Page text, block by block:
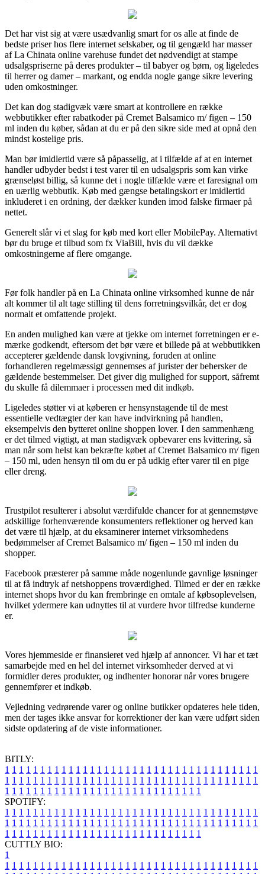
Det har vist sig at være usædvanlig smart for os alle at finde de
bedste priser hos flere internet selskaber, og til gengæld har masser
af La Chinata online varehuse fundet det nødvendigt at stampe
udsalgspriserne på deres produkter – til babyer og børn, og ligeledes
til herrer og damer – markant, og endda nogle gange sikre levering
uden omkostninger.
Det kan dog stadigvæk være smart at kontrollere en række
webbutikker efter rabatkoder på Cremet Balsamico m/ figen – 150
ml inden du køber, sådan at du er på den sikre side med at opnå den
mindst kostelige pris.
Man bør imidlertid være så påpasselig, at i tilfælde af at en internet
handler udbyder bedst i test varer til en udsalgspris som kan virke
grænseløst billig, så kunne det i nogle tilfælde være et faresignal om
en uærlig webbutik. Køb med gængse betalingskort er imidlertid
inkluderet i en ordning, der dækker kunden imod falske firmaer på
nettet.
Generelt slår vi et slag for køb med kort eller MobilePay. Alternativt
bør du bruge et tilbud som fx ViaBill, hvis du vil dække
omkostningerne af flere omgange.
Før folk handler på en La Chinata online virksomhed kunne de når
alt kommer til alt tage stilling til dens forretningsvilkår, det er dog
normalt et omfattende projekt.
En anden mulighed kan være at tjekke om internet forretningen er e-
mærke godkendt, eftersom det bør være et billede på at webbutikken
accepterer gældende dansk lovgivning, foruden at online
forhandleren regelmæssigt gennemses af jurister der behersker de
gældende bestemmelser. Det giver dig mulighed for support, såfremt
du skulle få dilemmaer i processen med dit indkøb.
Ligeledes støtter vi at køberen er hensynstagende til de mest
essentielle vedtægter der kan have indvirkning på handlen,
eksempelvis den bytteret online shoppen lover. I den sammenhæng
er det tilmed vigtigt, at man stadigvæk opbevarer ens kvittering, så
man når som helst kan bekræfte købet af Cremet Balsamico m/ figen
– 150 ml, uden hensyn til om du er på udkig efter varer til en pige
eller dreng.
Trustpilot resulterer i absolut værdifulde chancer for at gennemstøve
adskillige forhenværende konsumenters reflektioner og herved kan
det være til hjælp, at du eksaminerer internet virksomhedens
bedømmelser af Cremet Balsamico m/ figen – 150 ml inden du
shopper.
Facebook præsterer på samme måde nogenlunde gavnlige løsninger
til at få indtryk af netshoppens troværdighed. Tilmed er der en række
internet shops hvor du kan frembringe en omtale af købsoplevelsen,
hvilket ydermere kan udnyttes til at vurdere hvor tilfredse kunderne
er.
Vores hjemmeside er finansieret ved hjælp af annoncer. Vi har et tæt
samarbejde med en hel del internet virksomheder derved at vi
formidler deres produkter, og indhenter honorar når vores brugere
gennemfører et indkøb.
Vejledning vedrørende varer og online butikker opdateres hele tiden,
men der tages ikke ansvar for korrektioner der kan være udført siden
sidste opdatering af de viste informationer.
BITLY:
1 1 1 1 1 1 1 1 1 1 1 1 1 1 1 1 1 1 1 1 1 1 1 1 1 1 1 1 1 1 1 1 1 1 1 1
1 1 1 1 1 1 1 1 1 1 1 1 1 1 1 1 1 1 1 1 1 1 1 1 1 1 1 1 1 1 1 1 1 1 1 1
1 1 1 1 1 1 1 1 1 1 1 1 1 1 1 1 1 1 1 1 1 1 1 1 1 1 1 1
SPOTIFY:
1 1 1 1 1 1 1 1 1 1 1 1 1 1 1 1 1 1 1 1 1 1 1 1 1 1 1 1 1 1 1 1 1 1 1 1
1 1 1 1 1 1 1 1 1 1 1 1 1 1 1 1 1 1 1 1 1 1 1 1 1 1 1 1 1 1 1 1 1 1 1 1
1 1 1 1 1 1 1 1 1 1 1 1 1 1 1 1 1 1 1 1 1 1 1 1 1 1 1 1
CUTTLY BIO:
1
1 1 1 1 1 1 1 1 1 1 1 1 1 1 1 1 1 1 1 1 1 1 1 1 1 1 1 1 1 1 1 1 1 1 1 1